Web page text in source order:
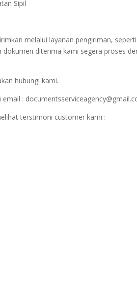
Sipil
melalui layanan pengiriman,
diterima kami segera proses
hubungi kami.
:
terstimoni customer kami :